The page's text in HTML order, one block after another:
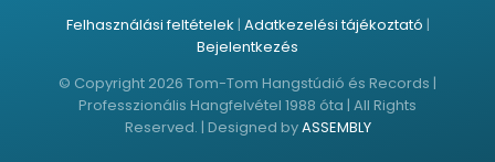
Felhasználási feltételek | Adatkezelési tájékoztató |
Bejelentkezés
© Copyright 2026 Tom-Tom Hangstúdió és Records |
Professzionális Hangfelvétel 1988 óta | All Rights
Reserved. | Designed byASSEMBLY